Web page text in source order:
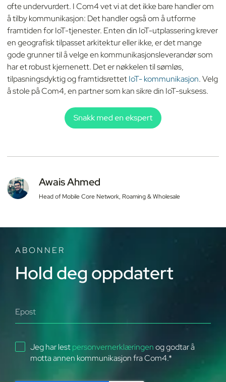
ofte undervurdert. I Com4 vet vi at det ikke bare handler om
å tilby kommunikasjon: Det handler også om å utforme
framtiden for IoT-tjenester. Enten din IoT-utplassering krever
en geografisk tilpasset arkitektur eller ikke, er det mange
gode grunner til å velge en kommunikasjonsleverandør som
har et robust kjernenett. Det er nøkkelen til sømløs,
tilpasningsdyktig og framtidsrettetIoT- kommunikasjon. Velg
å stole på Com4, en partner som kan sikre din IoT-suksess.
Awais Ahmed
Head of Mobile Core Network, Roaming & Wholesale
ABONNER
Hold deg oppdatert
Jeg har lestpersonvernerklæringenog godtar å
motta annen kommunikasjon fra Com4.*